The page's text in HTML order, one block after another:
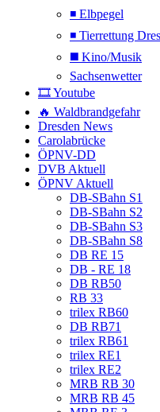
◾ Elbpegel
◾ Tierrettung
◼️ Kino/Musik
Sachsenwetter
🎞️ Youtube
🔥 Waldbrandgefahr
Dresden News
Carolabrücke
ÖPNV-DD
DVB Aktuell
ÖPNV Aktuell
DB-SBahn S1
DB-SBahn S2
DB-SBahn S3
DB-SBahn S8
DB RE 15
DB - RE 18
DB RB50
RB 33
trilex RB60
DB RB71
trilex RB61
trilex RE1
trilex RE2
MRB RB 30
MRB RB 45